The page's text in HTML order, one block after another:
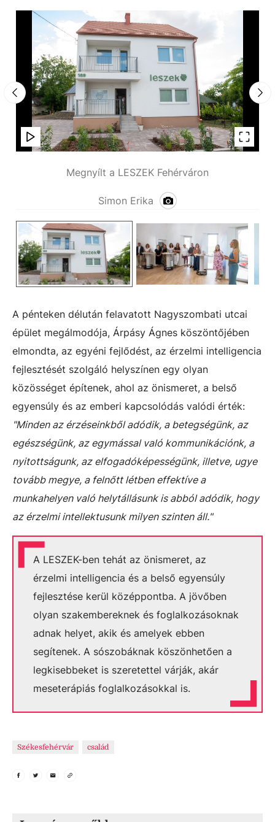
Megnyílt a LESZEK Fehérváron
Simon Erika
A pénteken délután felavatott Nagyszombati utcai
épület megálmodója, Árpásy Ágnes köszöntőjében
elmondta, az egyéni fejlődést, az érzelmi intelligencia
fejlesztését szolgáló helyszínen egy olyan
közösséget építenek, ahol az önismeret, a belső
egyensúly és az emberi kapcsolódás valódi érték:
"Minden az érzéseinkből adódik, a betegségünk, az
egészségünk, az egymással való kommunikációnk, a
nyitottságunk, az elfogadóképességünk, illetve, ugye
tovább megye, a felnőtt létben effektíve a
munkahelyen való helytállásunk is abból adódik, hogy
az érzelmi intellektusunk milyen szinten áll."
A LESZEK-ben tehát az önismeret, az
érzelmi intelligencia és a belső egyensúly
fejlesztése kerül középpontba. A jövőben
olyan szakembereknek és foglalkozásoknak
adnak helyet, akik és amelyek ebben
segítenek. A sószobáknak köszönhetően a
legkisebbeket is szeretettel várják, akár
meseterápiás foglalkozásokkal is.
Székesfehérvár család